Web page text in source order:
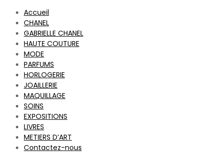
Accueil
CHANEL
GABRIELLE CHANEL
HAUTE COUTURE
MODE
PARFUMS
HORLOGERIE
JOAILLERIE
MAQUILLAGE
SOINS
EXPOSITIONS
LIVRES
METIERS D’ART
Contactez-nous